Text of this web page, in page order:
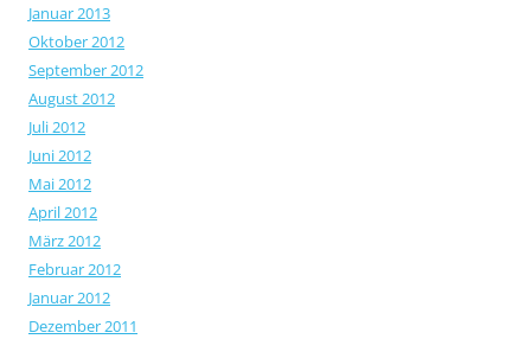
Januar 2013
Oktober 2012
September 2012
August 2012
Juli 2012
Juni 2012
Mai 2012
April 2012
März 2012
Februar 2012
Januar 2012
Dezember 2011